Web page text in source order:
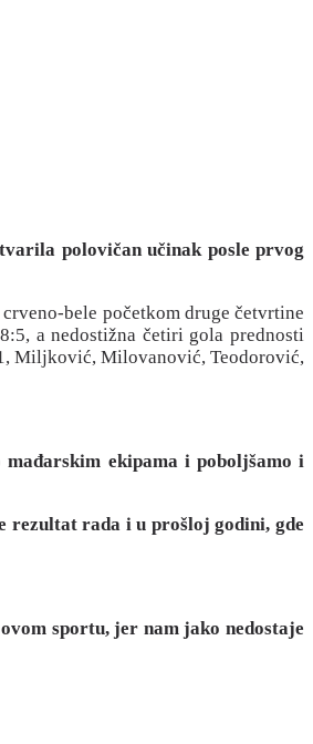
polovičan učinak posle prvog
bele početkom druge četvrtine
a nedostižna četiri gola prednosti
Miljković, Milovanović, Teodorović,
ekipama i poboljšamo i
rezultat rada i u prošloj godini, gde
sportu, jer nam jako nedostaje